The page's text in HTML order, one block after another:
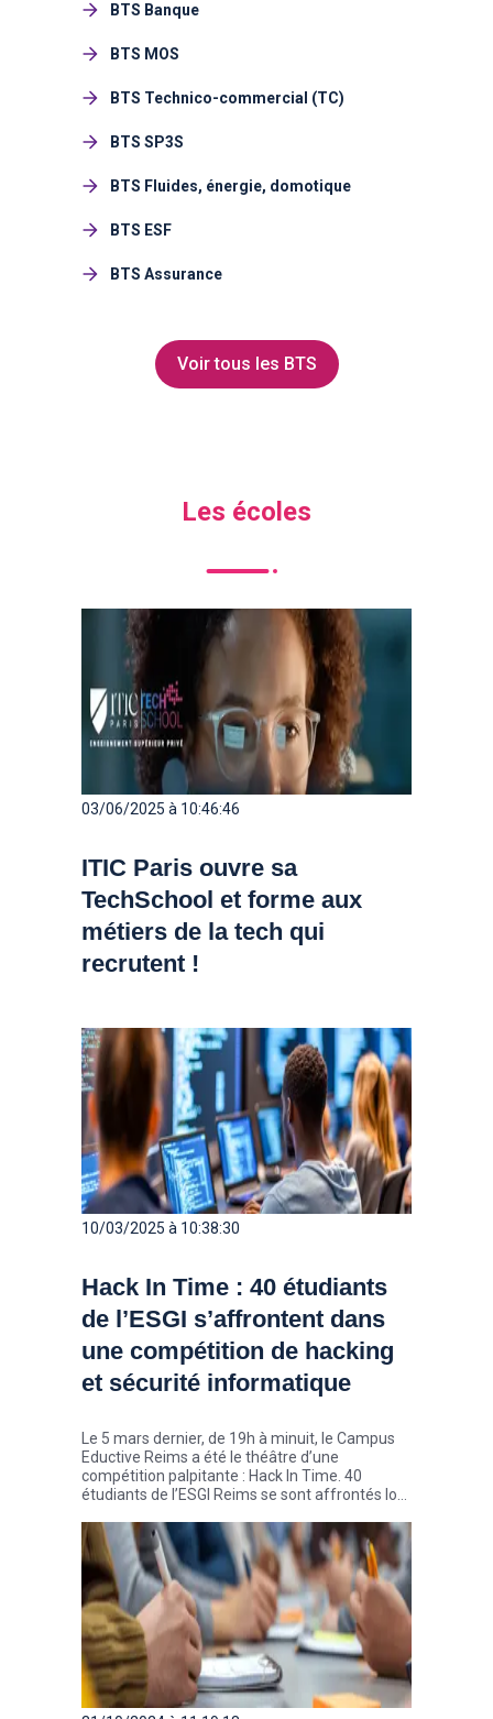
BTS Banque
BTS MOS
BTS Technico-commercial (TC)
BTS SP3S
BTS Fluides, énergie, domotique
BTS ESF
BTS Assurance
Voir tous les BTS
Les écoles
03/06/2025 à 10:46:46
ITIC Paris ouvre sa
TechSchool et forme aux
métiers de la tech qui
recrutent !
10/03/2025 à 10:38:30
Hack In Time : 40 étudiants
de l’ESGI s’affrontent dans
une compétition de hacking
et sécurité informatique
Le 5 mars dernier, de 19h à minuit, le Campus
Eductive Reims a été le théâtre d’une
compétition palpitante : Hack In Time. 40
étudiants de l’ESGI Reims se sont affrontés lors
à la fois de résoudre des défis et d’améliorer les
compétences des participants en
cybersécurité.